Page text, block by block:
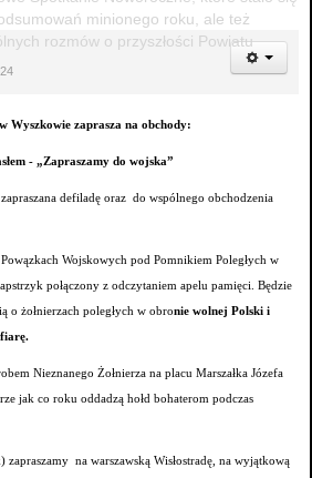
minionego roku, ale też
rozmów o przyszłości Powiatu
Wyszkowie zaprasza na obchody:
- „Zapraszamy do wojska”
defiladę oraz do wspólnego obchodzenia
Wojskowych pod Pomnikiem Poległych w
połączony z odczytaniem apelu pamięci. Będzie
o żołnierzach poległych w obronie wolnej Polski i
Nieznanego Żołnierza na placu Marszałka Józefa
jak co roku oddadzą hołd bohaterom podczas
zapraszamy na warszawską Wisłostradę, na wyjątkową